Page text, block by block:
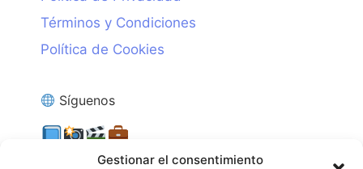
Gestionar el consentimiento
Términos y Condiciones
Política de Cookies
Síguenos